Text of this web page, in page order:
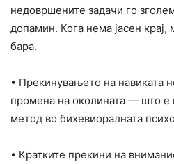
недовршените задачи го
допамин. Кога нема јасен
бара.
• Прекинувањето на навиката
промена на околината — што е
метод во бихевиоралната
• Кратките прекини на